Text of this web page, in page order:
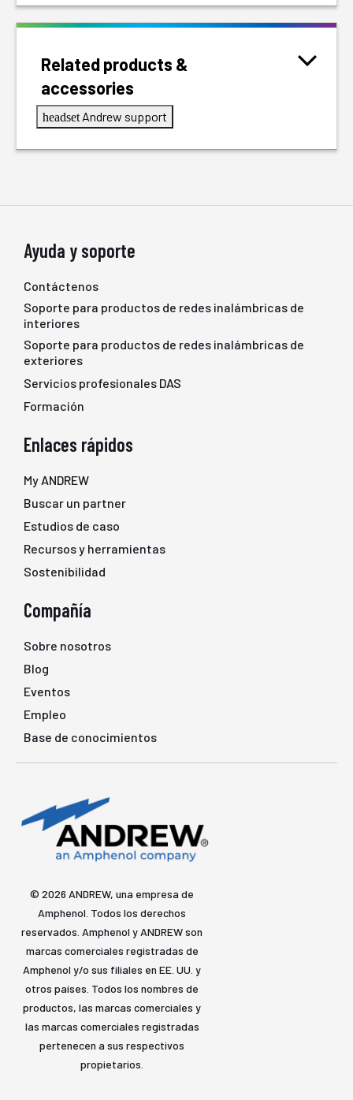
Related products &
accessories
headset Andrew support
Ayuda y soporte
Contáctenos
Soporte para productos de redes inalámbricas de
interiores
Soporte para productos de redes inalámbricas de
exteriores
Servicios profesionales DAS
Formación
Enlaces rápidos
My ANDREW
Buscar un partner
Estudios de caso
Recursos y herramientas
Sostenibilidad
Compañía
Sobre nosotros
Blog
Eventos
Empleo
Base de conocimientos
© 2026 ANDREW, una empresa de
Amphenol. Todos los derechos
reservados. Amphenol y ANDREW son
marcas comerciales registradas de
Amphenol y/o sus filiales en EE. UU. y
otros países. Todos los nombres de
productos, las marcas comerciales y
las marcas comerciales registradas
pertenecen a sus respectivos
propietarios.